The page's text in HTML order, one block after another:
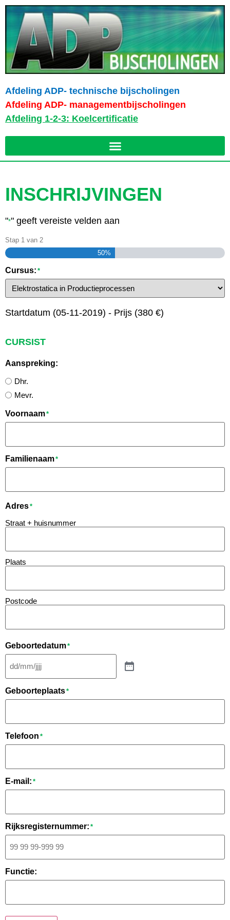
Afdeling ADP- technische bijscholingen
Afdeling ADP- managementbijscholingen
Afdeling 1-2-3: Koelcertificatie
INSCHRIJVINGEN
"*" geeft vereiste velden aan
Stap 1 van 2
50%
Cursus: *
Startdatum (05-11-2019) - Prijs (380 €)
CURSIST
Aanspreking:
Dhr.
Mevr.
Voornaam*
Familienaam*
Adres*
Straat + huisnummer
Plaats
Postcode
Geboortedatum*
Geboorteplaats*
Telefoon *
E-mail: *
Rijksregisternummer: *
Functie: